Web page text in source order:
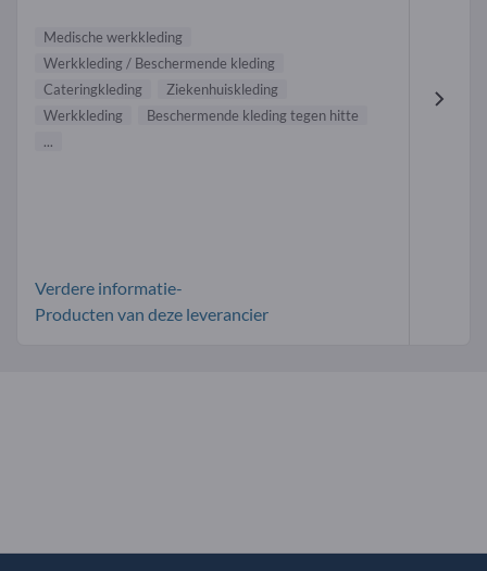
Medische werkkleding
Werkkleding / Beschermende kleding
Cateringkleding
Ziekenhuiskleding
Werkkleding
Beschermende kleding tegen hitte
...
Verdere informatie-
Producten van deze leverancier